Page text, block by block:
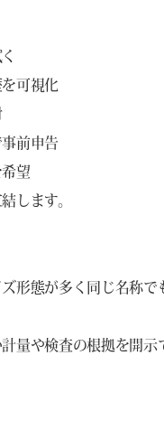
可視化
前申告
望
します。
形態が多く同じ名称
量や検査の根拠を開